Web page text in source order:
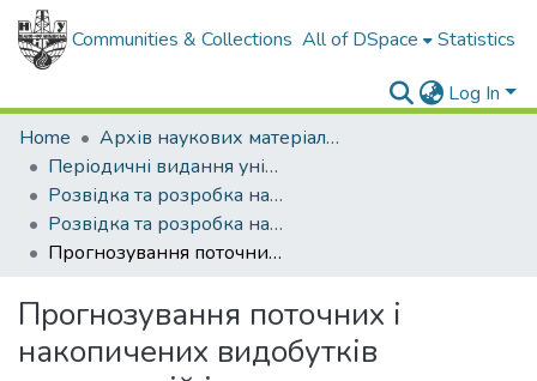
Communities & Collections All of DSpace Statistics
Log In
Home
Архів наукових матеріалів
Періодичні видання університету
Розвідка та розробка нафтових і газових родовищ
Розвідка та розробка нафтових і газових родовищ - 2019 - №2
Прогнозування поточних і накопичених видобутків вуглеводній із застосуванням імовірнісно-статистичних моделей
Прогнозування поточних і
накопичених видобутків